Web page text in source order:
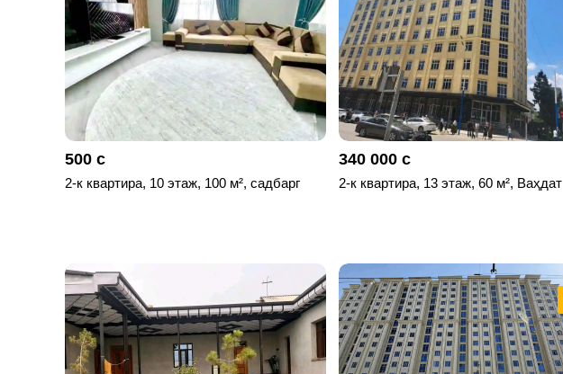
500 с
2-к квартира, 10 этаж, 100 м², садбарг
340 000 с
2-к квартира, 13 этаж, 60 м², Ваҳдат